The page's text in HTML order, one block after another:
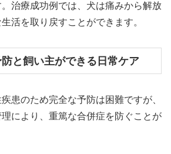
治療成功例では、犬は痛みから解放
活を取り戻すことができます。
と飼い主ができる日常ケア
患のため完全な予防は困難ですが、
により、重篤な合併症を防ぐことが